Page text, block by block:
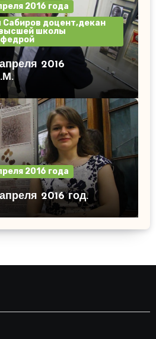
2016 года
Сабиров доцент,декан
школы
2016
2016 года
2016 год.